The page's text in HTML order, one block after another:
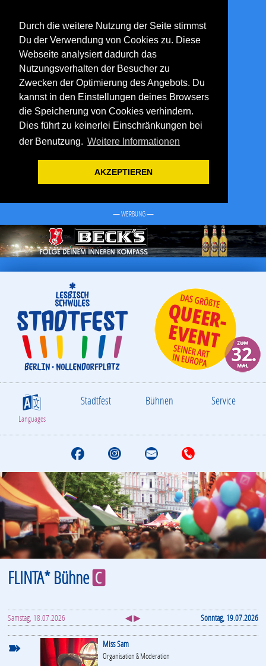
Durch die weitere Nutzung der Seite stimmst
Du der Verwendung von Cookies zu. Diese
Webseite analysiert dadurch das
Nutzungsverhalten der Besucher zu
Zwecken der Optimierung des Angebots. Du
kannst in den Einstellungen deines Browsers
die Speicherung von Cookies verhindern.
Dies führt zu keinerlei Einschränkungen bei
der Benutzung. Weitere Informationen
AKZEPTIEREN
— WERBUNG —
S
Languages
Stadtfest Bühnen Service
F I M T
FLINTA* BühneC
Samstag, 18.07.2026 ◀ ▶ Sonntag, 19.07.2026
➽ Miss Sam
Organisation & Moderation